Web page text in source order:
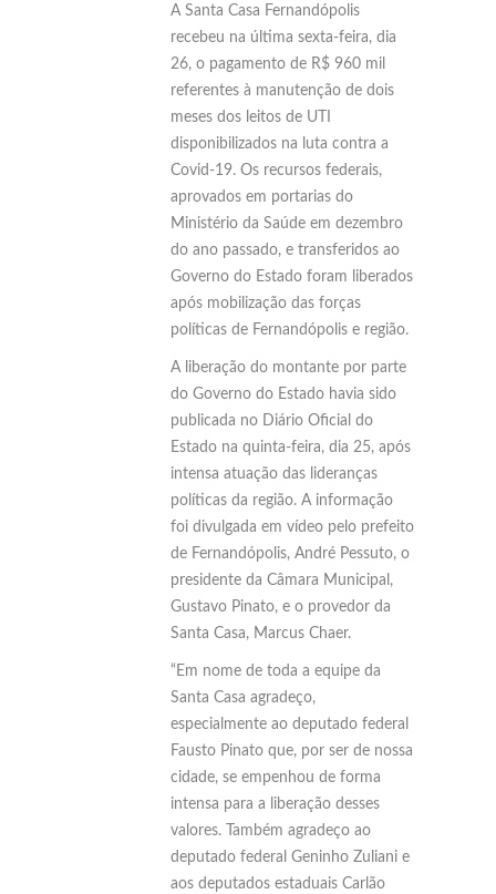
A Santa Casa Fernandópolis
recebeu na última sexta-feira, dia
26, o pagamento de R$ 960 mil
referentes à manutenção de dois
meses dos leitos de UTI
disponibilizados na luta contra a
Covid-19. Os recursos federais,
aprovados em portarias do
Ministério da Saúde em dezembro
do ano passado, e transferidos ao
Governo do Estado foram liberados
após mobilização das forças
políticas de Fernandópolis e região.
A liberação do montante por parte
do Governo do Estado havia sido
publicada no Diário Oficial do
Estado na quinta-feira, dia 25, após
intensa atuação das lideranças
políticas da região. A informação
foi divulgada em vídeo pelo prefeito
de Fernandópolis, André Pessuto, o
presidente da Câmara Municipal,
Gustavo Pinato, e o provedor da
Santa Casa, Marcus Chaer.
“Em nome de toda a equipe da
Santa Casa agradeço,
especialmente ao deputado federal
Fausto Pinato que, por ser de nossa
cidade, se empenhou de forma
intensa para a liberação desses
valores. Também agradeço ao
deputado federal Geninho Zuliani e
aos deputados estaduais Carlão